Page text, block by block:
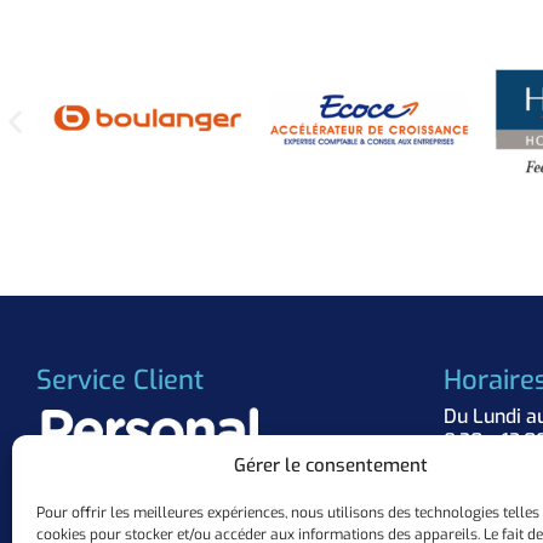
Gérer le consentement
Pour offrir les meilleures expériences, nous utilisons des technologies telles
cookies pour stocker et/ou accéder aux informations des appareils. Le fait
Service Client
Du Lundi
8:30 –